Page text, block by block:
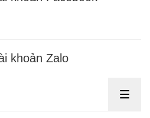
khoản Zalo